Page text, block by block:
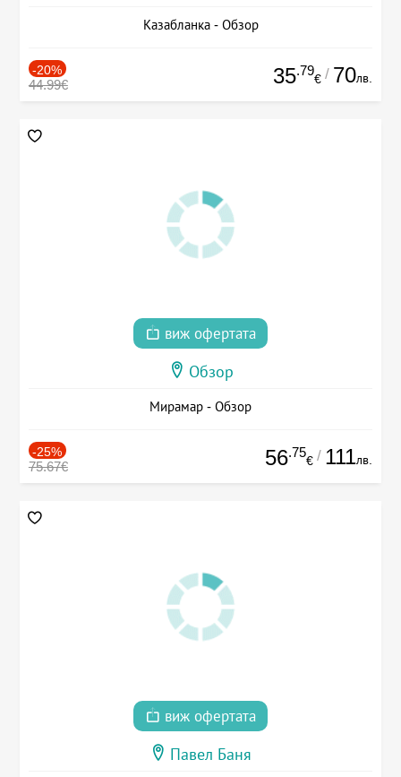
Казабланка - Обзор
-20%
44.99€ 35.79
€ / 70лв.
виж офертата
Обзор
Мирамар - Обзор
-25%
75.67€ 56.75
€ / 111лв.
виж офертата
Павел Баня